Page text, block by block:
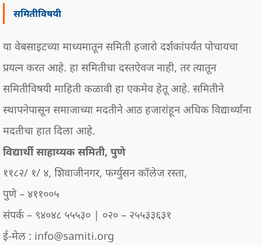
समितीविषयी
या वेबसाइटच्या माध्यमातून समिती हजारो दर्शकांपर्यंत पोचायचा
प्रयत्न करत आहे. हा समितीचा दस्तऐवज नाही, तर त्यातून
समितीविषयी माहिती कळावी हा एकमेव हेतू आहे. समितीने
स्थापनेपासून समाजाच्या मदतीने आठ हजारांहून अधिक विद्यार्थ्यांना
मदतीचा हात दिला आहे.
विद्यार्थी साहाय्यक समिती, पुणे
११८२/ १/ ४, शिवाजीनगर, फर्ग्युसन कॉलेज रस्ता,
पुणे – ४११००५
संपर्क – ९४०४८ ५५५३० | ०२० – २५५३३६३१
ई-मेल : info@samiti.org